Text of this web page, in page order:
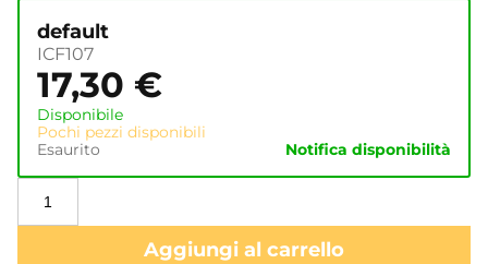
default
ICF107
17,30 €
Disponibile
Pochi pezzi disponibili
Esaurito
Notifica disponibilità
Aggiungi al carrello